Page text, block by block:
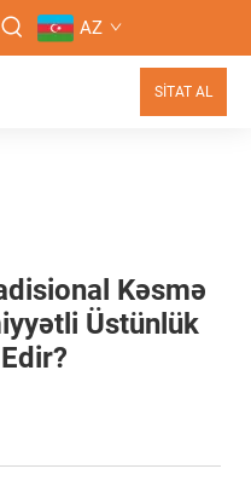
AZ
SİTAT AL
Kəsmə
Üstünlük